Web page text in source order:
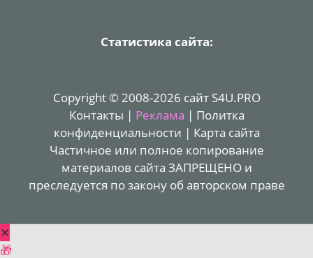
Статистика сайта:
Copyright © 2008-2026 сайт S4U.PRO
Контакты | Реклама | Политка
конфиденциальности | Карта сайта
Частичное или полное копирование
материалов сайта ЗАПРЕЩЕНО и
преследуется по закону об авторском праве
✕
🎁